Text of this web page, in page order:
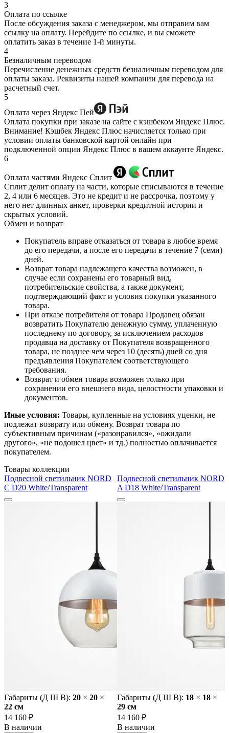
3
Оплата по ссылке
После обсуждения заказа с менеджером, мы отправим вам
ссылку на оплату. Перейдите по ссылке, и вы сможете
оплатить заказ в течение 1-й минуты.
4
Безналичным переводом
Перечисление денежных средств безналичным переводом для
оплаты заказа. Реквизиты нашей компании для перевода на
расчетный счет.
5
Оплата через Яндекс Пей
Оплата покупки при заказе на сайте с кэшбеком Яндекс Плюс.
Внимание! Кэшбек Яндекс Плюс начисляется только при
условии оплаты банковской картой онлайн при
подключенной опции Яндекс Плюс в вашем аккаунте Яндекс.
6
Оплата частями Яндекс Сплит
Сплит делит оплату на части, которые списываются в течение
2, 4 или 6 месяцев. Это не кредит и не рассрочка, поэтому у
него нет длинных анкет, проверки кредитной истории и
скрытых условий.
Обмен и возврат
Покупатель вправе отказаться от товара в любое время
до его передачи, а после его передачи в течение 7 (семи)
дней.
Возврат товара надлежащего качества возможен, в
случае если сохранены его товарный вид,
потребительские свойства, а также документ,
подтверждающий факт и условия покупки указанного
товара.
При отказе потребителя от товара Продавец обязан
возвратить Покупателю денежную сумму, уплаченную
последнему по договору, за исключением расходов
продавца на доставку от Покупателя возвращенного
товара, не позднее чем через 10 (десять) дней со дня
предъявления Покупателем соответствующего
требования.
Возврат и обмен товара возможен только при
сохранении его внешнего вида, целостности упаковки и
документов.
Иные условия: Товары, купленные на условиях уценки, не
подлежат возврату или обмену. Возврат товара по
субъективным причинам («разонравился», «ожидали
другого», «не подошел цвет» и тд.) полностью оплачивается
покупателем.
Товары коллекции
Подвесной светильник NORD
C D20 White/Transparent
Габариты (Д Ш В): 20 × 20 ×
22 cм
14 160 ₽
В наличии
Подвесной светильник NORD
A D18 White/Transparent
Габариты (Д Ш В): 18 × 18 ×
29 cм
14 160 ₽
В наличии